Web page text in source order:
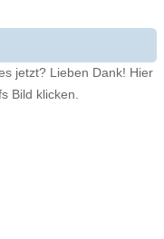
jetzt? Lieben Dank! Hier
Bild klicken.